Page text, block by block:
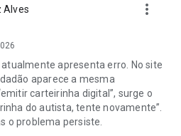
Alves more_vert
apresenta erro. No site
aparece a mesma
carteirinha digital”, surge o
do autista, tente novamente”.
o problema persiste.